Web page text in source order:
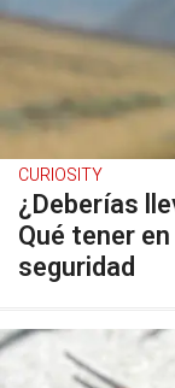
CURIOSITY
¿Deberías
Qué tener
seguridad